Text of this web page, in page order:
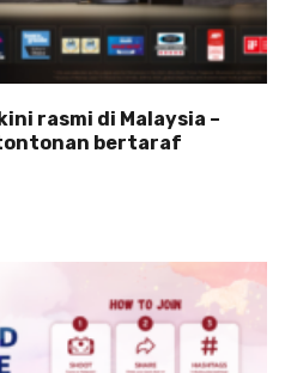
rasmi di Malaysia –
bertaraf